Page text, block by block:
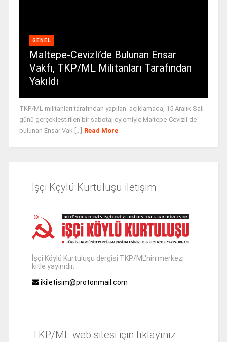
GENEL
Maltepe-Cevizli’de Bulunan Ensar
Vakfı, TKP/ML Militanları Tarafından
Yakıldı
TKP/ML militanları tarafından yapılan açıklamada, 15 Aralık Salı
günü gerçekleştirilen bir sabotaj eylemiyle Maltepe-Cevizli'de
bulunan Ensar Vak [...]
Read More
İşçi Kçylü Kurtuluşu iletişim
İşçi Köylü Kurtuluşu dergisi TKP/ML'nin merkezi
kitle yayınıdır.
ikiletisim@protonmail.com
TKP/ML web sitesi için tıklayınız